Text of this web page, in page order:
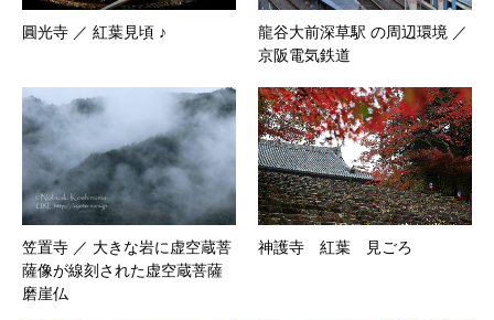
圓光寺 ／ 紅葉見頃 ♪
龍谷大前深草駅 の周辺環境 ／
京阪電気鉄道
笠置寺 ／ 大きな岩に虚空蔵菩
薩像が線刻された虚空蔵菩薩
磨崖仏
神護寺 紅葉 見ごろ